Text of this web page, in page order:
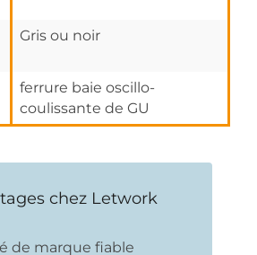
Gris ou noir
ferrure baie oscillo-
coulissante de GU
chez Letwork
de marque fiable